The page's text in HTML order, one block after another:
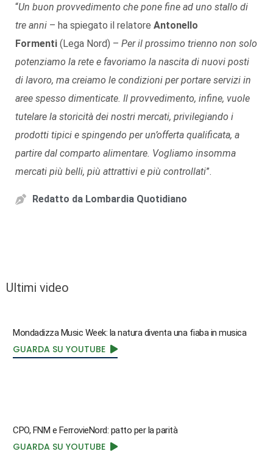
“Un buon provvedimento che pone fine ad uno stallo di
tre anni – ha spiegato il relatore Antonello
Formenti (Lega Nord) – Per il prossimo trienno non solo
potenziamo la rete e favoriamo la nascita di nuovi posti
di lavoro, ma creiamo le condizioni per portare servizi in
aree spesso dimenticate. Il provvedimento, infine, vuole
tutelare la storicità dei nostri mercati, privilegiando i
prodotti tipici e spingendo per un’offerta qualificata, a
partire dal comparto alimentare. Vogliamo insomma
mercati più belli, più attrattivi e più controllati”.
Redatto da Lombardia Quotidiano
Ultimi video
Mondadizza Music Week: la natura diventa una fiaba in musica
GUARDA SU YOUTUBE
CPO, FNM e FerrovieNord: patto per la parità
GUARDA SU YOUTUBE